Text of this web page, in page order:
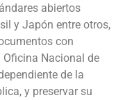
abiertos
y Japón entre otros,
con
Nacional de
de la
y preservar su